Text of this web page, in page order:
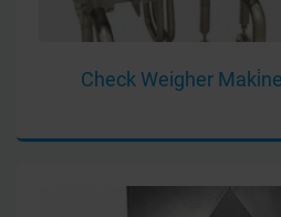
Check Weigher